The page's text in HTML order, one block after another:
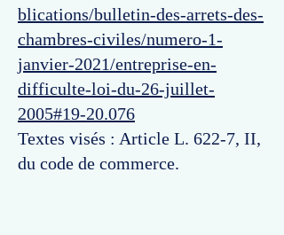
blications/bulletin-des-arrets-des-
chambres-civiles/numero-1-
janvier-2021/entreprise-en-
difficulte-loi-du-26-juillet-
2005#19-20.076
Textes visés : Article L. 622-7, II,
du code de commerce.